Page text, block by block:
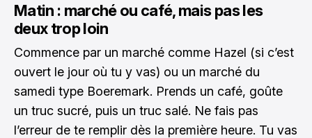
Matin : marché ou café, mais pas les
deux trop loin
Commence par un marché comme Hazel (si c’est
ouvert le jour où tu y vas) ou un marché du
samedi type Boeremark. Prends un café, goûte
un truc sucré, puis un truc salé. Ne fais pas
l’erreur de te remplir dès la première heure. Tu vas